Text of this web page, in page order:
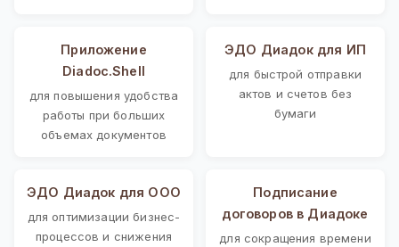
Приложение
Diadoc.Shell
для повышения удобства
работы при больших
объемах документов
ЭДО Диадок для ИП
для быстрой отправки
актов и счетов без
бумаги
ЭДО Диадок для ООО
для оптимизации бизнес-
процессов и снижения
Подписание
договоров в Диадоке
для сокращения времени